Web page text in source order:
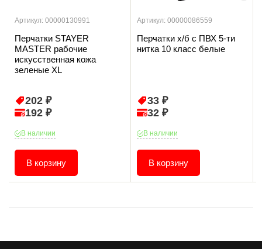
Артикул: 00000130991
Перчатки STAYER
MASTER рабочие
искусственная кожа
зеленые XL
202 ₽
192 ₽
В наличии
В корзину
Артикул: 00000086559
Перчатки х/б с ПВХ 5-ти
нитка 10 класс белые
33 ₽
32 ₽
В наличии
В корзину